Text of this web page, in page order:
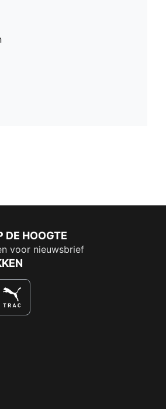
DE HOOGTE
voor nieuwsbrief